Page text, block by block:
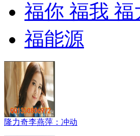
福你 福我 福
福能源
隆力奇李燕萍：冲动